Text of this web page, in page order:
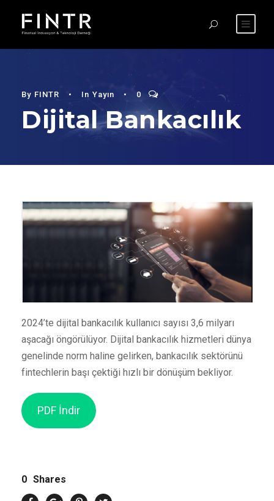
By FINTR • In Yayın • 0
Dijital Bankacılık
2024’te dijital bankacılık kullanıcı sayısı 3,6 milyarı
aşacağı öngörülüyor. Dijital bankacılık hizmetleri dünya
genelinde norm haline gelirken, bankacılık sektörünü
fintechlerin başı çektiği hızlı bir dönüşüm bekliyor.
PDF İndir
0 Shares